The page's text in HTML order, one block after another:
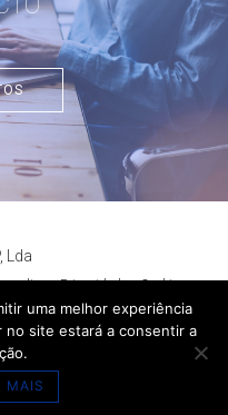
Lda
online Privacidade
Cookies
uma melhor experiência
no site estará a consentir a
MAIS